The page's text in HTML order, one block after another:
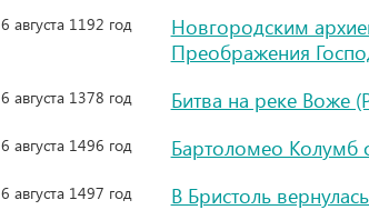
6 августа 1192 год
Новгородским
Преображения
6 августа 1378 год Битва на реке Воже
6 августа 1496 год Бартоломео Колумб
6 августа 1497 год В Бристоль